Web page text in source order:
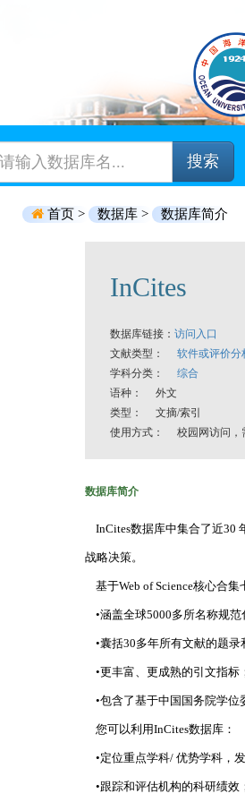
搜索
首页 > 数据库 > 数据库简介
InCites
数据库链接： 访问入口
文献类型： 软件或评价分
学科分类： 综合
语种： 外文
类型： 文摘/索引
使用方式： 校园网访问，
数据库简介
InCites数据库中集合了近30
战略决策。
基于Web of Science核心合
•涵盖全球5000多所名称规范
•囊括30多年所有文献的题录
•更丰富、更成熟的引文指标
•包含了基于中国国务院学位
您可以利用InCites数据库：
•定位重点学科/ 优势学科，
•跟踪和评估机构的科研绩效